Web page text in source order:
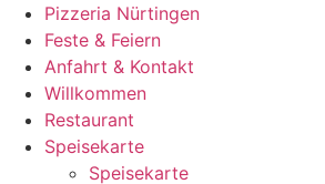
Pizzeria Nürtingen
Feste & Feiern
Anfahrt & Kontakt
Willkommen
Restaurant
Speisekarte
Speisekarte